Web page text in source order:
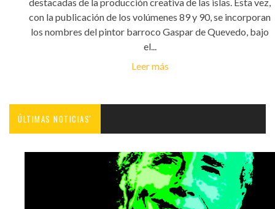
con la publicación de los volúmenes 89 y 90, se incorporan
los nombres del pintor barroco Gaspar de Quevedo, bajo
el...
Leer más
ÚLTIMAS NOTICIAS'